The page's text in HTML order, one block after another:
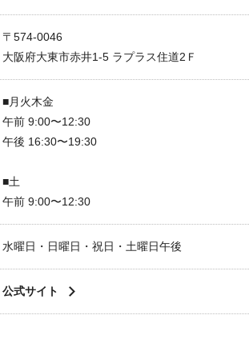
〒574-0046
大阪府大東市赤井1-5 ラプラス住道2Ｆ
■月火木金
午前 9:00〜12:30
午後 16:30〜19:30
■土
午前 9:00〜12:30
水曜日・日曜日・祝日・土曜日午後
公式サイト